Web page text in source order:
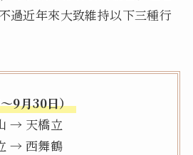
過近年來大致維持以下三種行
9月30日）
→ 天橋立
→ 西舞鶴